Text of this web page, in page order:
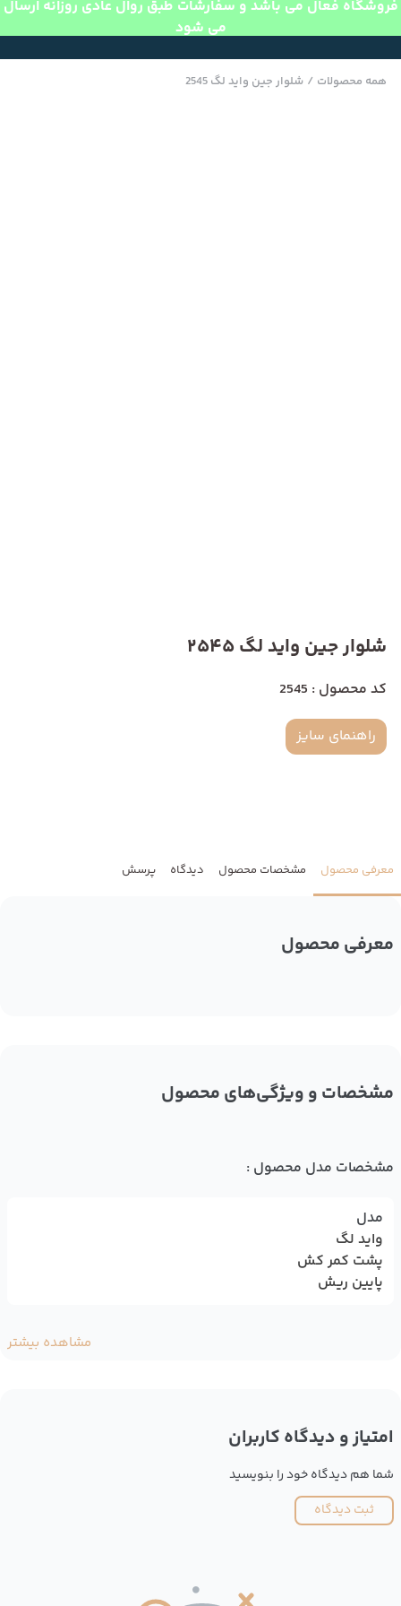
فروشگاه فعال می باشد و سفارشات طبق روال عادی روزانه ارسال
می شود
همه محصولات / شلوار جین واید لگ 2545
شلوار جین واید لگ 2545
کد محصول : 2545
راهنمای سایز
معرفی محصول مشخصات محصول دیدگاه پرسش
معرفی محصول
مشخصات و ویژگی‌های محصول
مشخصات مدل محصول :
مدل
واید لگ
پشت کمر کش
پایین ریش
مشاهده بیشتر
امتیاز و دیدگاه کاربران
شما هم دیدگاه خود را بنویسید
ثبت دیدگاه